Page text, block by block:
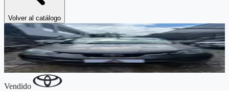
Volver al catálogo
Vendido